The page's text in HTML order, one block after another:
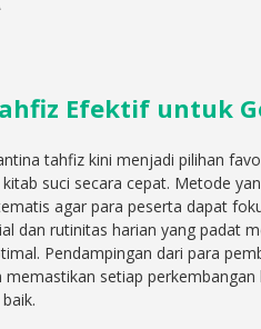
Efektif untuk
tahfiz kini menjadi pilihan
suci secara cepat. Metode
agar para peserta dapat
dan rutinitas harian yang padat
Pendampingan dari para
setiap